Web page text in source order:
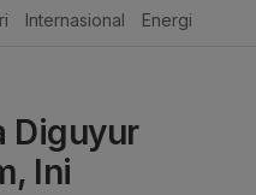
Internasional Energi
Diguyur
Ini